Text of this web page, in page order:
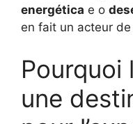
energética e o
en fait un acteur
Pourquoi
une